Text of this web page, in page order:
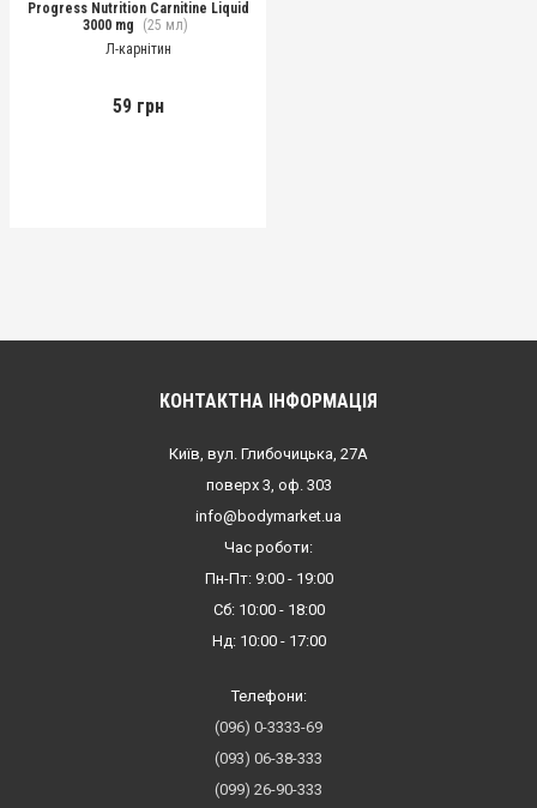
Progress Nutrition Carnitine Liquid
3000 mg
(25 мл)
Л-карнітин
59 грн
КОНТАКТНА ІНФОРМАЦІЯ
Київ, вул. Глибочицька, 27А
поверх 3, оф. 303
info@bodymarket.ua
Час роботи:
Пн-Пт: 9:00 - 19:00
Сб: 10:00 - 18:00
Нд: 10:00 - 17:00
Телефони:
(096) 0-3333-69
(093) 06-38-333
(099) 26-90-333